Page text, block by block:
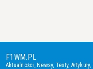
F1WM.PL
Aktualności, Newsy, Testy, Artykuły,